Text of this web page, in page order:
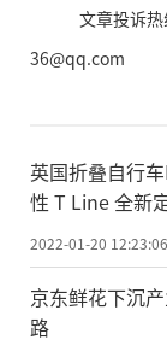
文章投诉
36@qq.com
英国折叠自行
性 T Line 全新
2022-01-20 12:23:06
京东鲜花下沉
路